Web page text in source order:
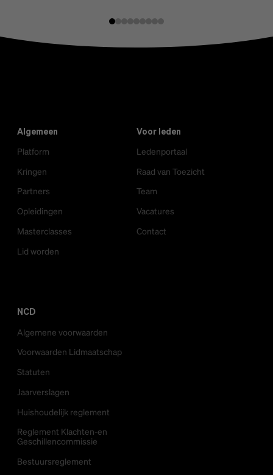
Slide
Slide
Slide
Slide
Slide
Slide
Slide
SlideSlide
Algemeen
Platform
Kringen
Partners
Opleidingen
Masterclasses
Lid worden
Voor leden
Ledenportaal
Raad van Toezicht
Team
Vacatures
Contact
NCD
Algemene voorwaarden
Voorwaarden Lidmaatschap
Statuten
Jaarverslagen
Huishoudelijk reglement
Reglement Klachten-en
Geschillencommissie
Bestuursreglement